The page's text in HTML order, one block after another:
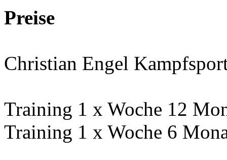
Preise
Christian Engel
Training 1 x Woche 12
Training 1 x Woche 6